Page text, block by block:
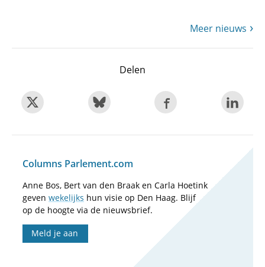
Meer nieuws
Delen
Columns Parlement.com
Anne Bos, Bert van den Braak en Carla Hoetink
geven wekelijks hun visie op Den Haag. Blijf
op de hoogte via de nieuwsbrief.
Meld je aan